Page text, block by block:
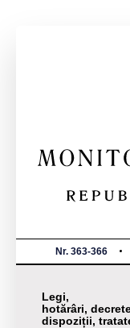
Nr. 363-366
Legi,
hotărâri,
dispoziții,